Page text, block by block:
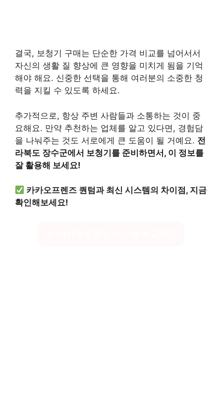
결국, 보청기 구매는 단순한 가격 비교를 넘어서서
자신의 생활 질 향상에 큰 영향을 미치게 됨을 기억
해야 해요. 신중한 선택을 통해 여러분의 소중한 청
력을 지킬 수 있도록 하세요.
추가적으로, 항상 주변 사람들과 소통하는 것이 중
요해요. 만약 추천하는 업체를 알고 있다면, 경험담
을 나눠주는 것도 서로에게 큰 도움이 될 거예요. 전
라북도 장수군에서 보청기를 준비하면서, 이 정보를
잘 활용해 보세요!
카카오프렌즈 퀀텀과 최신 시스템의 차이점, 지금
확인해보세요!